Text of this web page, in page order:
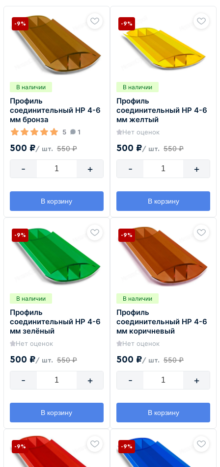
В наличии
Профиль
соединительный HP 4-6
мм бронза
5 1
500 ₽/ шт. 550 ₽
-9%
- +
В корзину
В наличии
Профиль
соединительный HP 4-6
мм желтый
Нет оценок
500 ₽/ шт. 550 ₽
-9%
- +
В корзину
В наличии
Профиль
соединительный HP 4-6
мм зелёный
Нет оценок
500 ₽/ шт. 550 ₽
-9%
- +
В корзину
В наличии
Профиль
соединительный HP 4-6
мм коричневый
Нет оценок
500 ₽/ шт. 550 ₽
-9%
- +
В корзину
-9% -9%